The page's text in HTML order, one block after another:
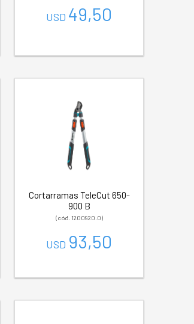
USD 49,50
Cortarramas TeleCut 650-
900 B
(cód. 1200920.0)
USD 93,50